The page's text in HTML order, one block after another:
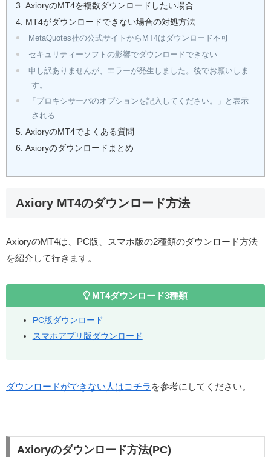
AxioryのMT4を複数ダウンロードしたい場合
MT4がダウンロードできない場合の対処方法
MetaQuotes社の公式サイトからMT4はダウンロード不可
セキュリティーソフトの影響でダウンロードできない
申し訳ありませんが、エラーが発生しました。後でお願いしま
す。
「プロキシサーバのオプションを記入してください。」と表示
される
AxioryのMT4でよくある質問
Axioryのダウンロードまとめ
Axiory MT4のダウンロード方法
AxioryのMT4は、PC版、スマホ版の2種類のダウンロード方法
を紹介して行きます。
MT4ダウンロード3種類
PC版ダウンロード
スマホアプリ版ダウンロード
ダウンロードができない人はコチラ を参考にしてください。
Axioryのダウンロード方法(PC)